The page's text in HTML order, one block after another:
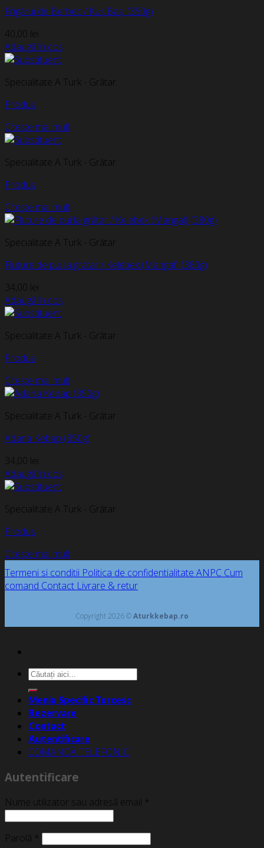
Frigărui de Berbec / Kuș Bași (350g)
40,00 lei
Adaugă în coș
Specialitate A Turk - Grătar
Produs
Citește mai mult
Specialitate A Turk - Grătar
Produs
Citește mai mult
Specialitate A Turk - Grătar
Fluture de pui la grătar / Kelebek (Mangal) (380g)
34,00 lei
Adaugă în coș
Specialitate A Turk - Grătar
Produs
Citește mai mult
Specialitate A Turk - Grătar
Adana Kebap (350g)
34,00 lei
Adaugă în coș
Specialitate A Turk - Grătar
Produs
Citește mai mult
Termeni si conditii Politica de confidentialitate ANPC Cum
comand Contact Livrare & retur
Copyright 2026 ©Aturkkebap.ro
Caută
după:
Meniu Specific Turcesc
Rezervare
Contact
Autentificare
COMANDĂ TELEFONIC
Autentificare
Nume utilizator sau adresă email *
Parolă *